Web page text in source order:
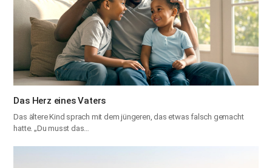
Das Herz eines Vaters
Das ältere Kind sprach mit dem jüngeren, das etwas falsch gemacht
hatte. „Du musst das…